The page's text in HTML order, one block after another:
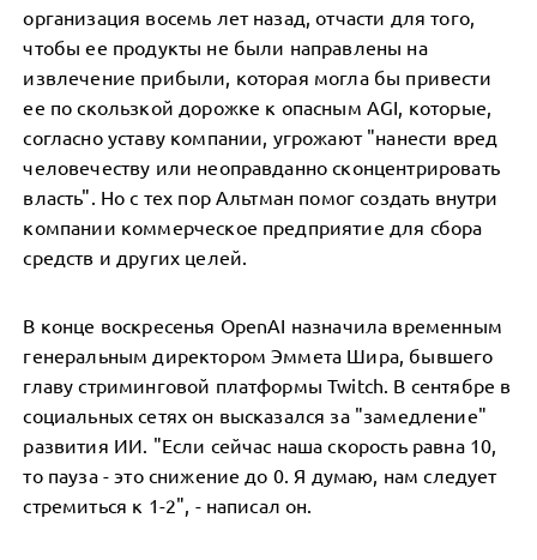
организация восемь лет назад, отчасти для того,
чтобы ее продукты не были направлены на
извлечение прибыли, которая могла бы привести
ее по скользкой дорожке к опасным AGI, которые,
согласно уставу компании, угрожают "нанести вред
человечеству или неоправданно сконцентрировать
власть". Но с тех пор Альтман помог создать внутри
компании коммерческое предприятие для сбора
средств и других целей.
В конце воскресенья OpenAI назначила временным
генеральным директором Эммета Шира, бывшего
главу стриминговой платформы Twitch. В сентябре в
социальных сетях он высказался за "замедление"
развития ИИ. "Если сейчас наша скорость равна 10,
то пауза - это снижение до 0. Я думаю, нам следует
стремиться к 1-2", - написал он.